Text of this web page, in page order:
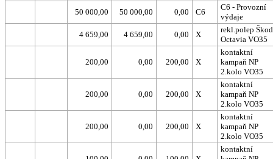
50 000,00
50 000,00 0,00 C6
C6 - Provozní
výdaje
4 659,00
4 659,00 0,00 X
rekl.polep
Octavia VO35
200,00 0,00 200,00 X
kontaktní
kampaň NP
2.kolo VO35
200,00 0,00 200,00 X
kontaktní
kampaň NP
2.kolo VO35
200,00 0,00 200,00 X
kontaktní
kampaň NP
2.kolo VO35
kontaktní